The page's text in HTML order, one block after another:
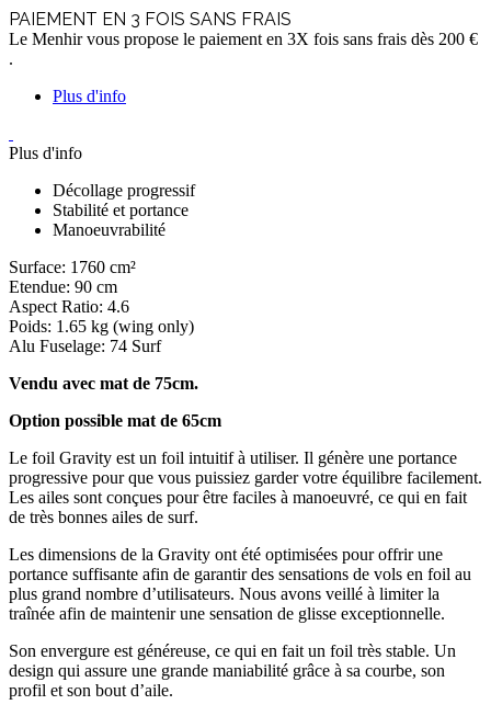
PAIEMENT EN 3 FOIS SANS FRAIS
Le Menhir vous propose le paiement en 3X fois sans frais dès 200 €
.
Plus d'info
Plus d'info
Décollage progressif
Stabilité et portance
Manoeuvrabilité
Surface: 1760 cm²
Etendue: 90 cm
Aspect Ratio: 4.6
Poids: 1.65 kg (wing only)
Alu Fuselage: 74 Surf
Vendu avec mat de 75cm.
Option possible mat de 65cm
Le foil Gravity est un foil intuitif à utiliser. Il génère une portance
progressive pour que vous puissiez garder votre équilibre facilement.
Les ailes sont conçues pour être faciles à manoeuvré, ce qui en fait
de très bonnes ailes de surf.
Les dimensions de la Gravity ont été optimisées pour offrir une
portance suffisante afin de garantir des sensations de vols en foil au
plus grand nombre d’utilisateurs. Nous avons veillé à limiter la
traînée afin de maintenir une sensation de glisse exceptionnelle.
Son envergure est généreuse, ce qui en fait un foil très stable. Un
design qui assure une grande maniabilité grâce à sa courbe, son
profil et son bout d’aile.